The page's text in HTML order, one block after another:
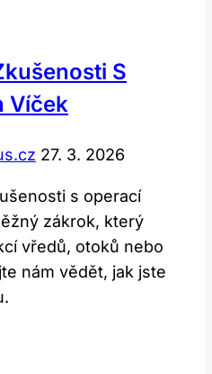
S
Víček
27. 3. 2026
s operací
zákrok, který
vředů, otoků nebo
nám vědět, jak jste